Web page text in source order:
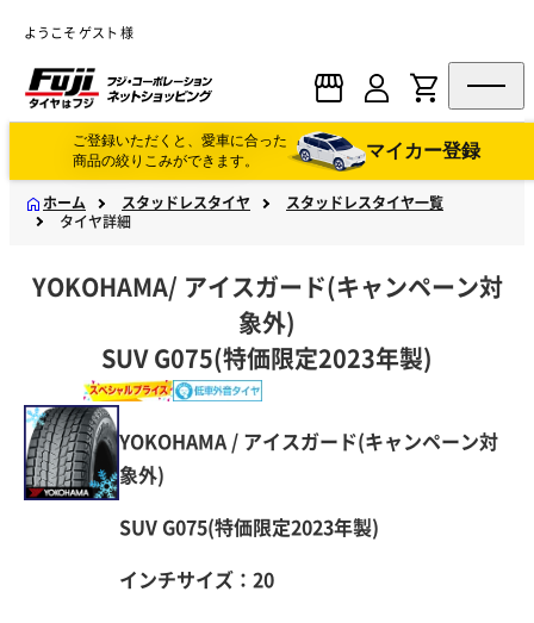
ようこそ ゲスト 様
ご登録いただくと、愛車に合った
商品の絞りこみができます。
マイカー登録
ホーム スタッドレスタイヤ
スタッドレスタイヤ一覧
タイヤ詳細
YOKOHAMA/ アイスガード(キャンペーン対
象外)
SUV G075(特価限定2023年製)
YOKOHAMA / アイスガード(キャンペーン対
象外)
SUV G075(特価限定2023年製)
インチサイズ：20